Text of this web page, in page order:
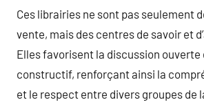
Ces librairies ne sont pas seulement
vente, mais des centres de savoir et
Elles favorisent la discussion ouverte
constructif, renforçant ainsi la
et le respect entre divers groupes de